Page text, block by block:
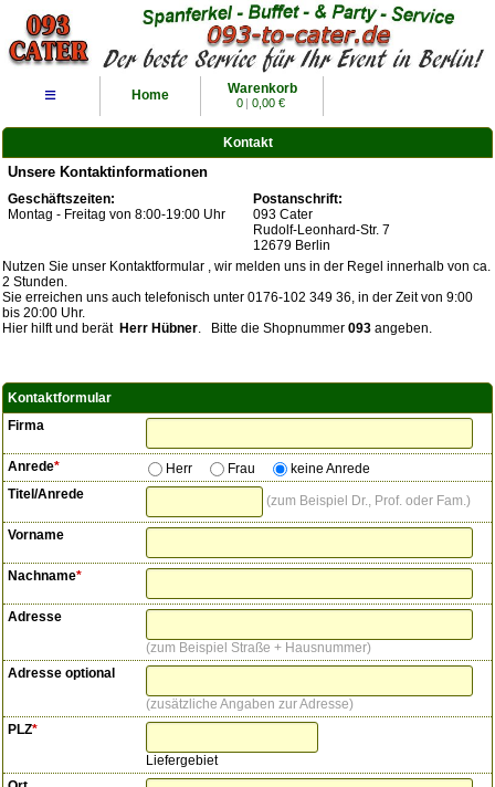
≡ Home Warenkorb
0 | 0,00 €
Kontakt
Unsere Kontaktinformationen
Geschäftszeiten:
Montag - Freitag von 8:00-19:00 Uhr
Postanschrift:
093 Cater
Rudolf-Leonhard-Str. 7
12679 Berlin
Nutzen Sie unser Kontaktformular , wir melden uns in der Regel innerhalb von ca.
2 Stunden.
Sie erreichen uns auch telefonisch unter 0176-102 349 36, in der Zeit von 9:00
bis 20:00 Uhr.
Hier hilft und berät Herr Hübner. Bitte die Shopnummer 093 angeben.
Kontaktformular
Firma
Anrede* Herr Frau
keine Anrede
Titel/Anrede
zum Beispiel Dr., Prof. oder Fam.
Vorname
Nachname*
Adresse
zum Beispiel Straße + Hausnummer
Adresse optional
zusätzliche Angaben zur Adresse
PLZ*
Liefergebiet